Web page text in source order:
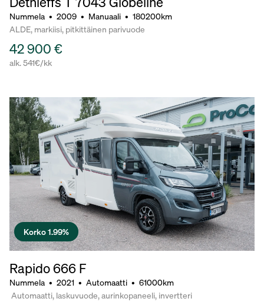
Nummela • 2009 • Manuaali • 180200km
ALDE, markiisi, pitkittäinen parivuode
42 900 €
alk. 541€/kk
Korko 1.99%
Rapido 666 F
Nummela • 2021 • Automaatti • 61000km
Automaatti, laskuvuode, aurinkopaneeli, invertteri